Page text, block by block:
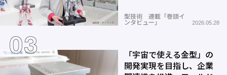
型技術 連載「巻頭イ
ンタビュー」
2026.05.28
「宇宙で使える金型」の
開発実現を目指し、企業